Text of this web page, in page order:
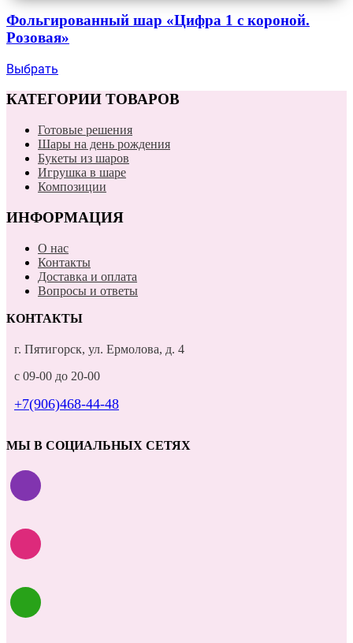
Фольгированный шар «Цифра 1 с короной.
Розовая»
Выбрать
КАТЕГОРИИ ТОВАРОВ
Готовые решения
Шары на день рождения
Букеты из шаров
Игрушка в шаре
Композиции
ИНФОРМАЦИЯ
О нас
Контакты
Доставка и оплата
Вопросы и ответы
КОНТАКТЫ
г. Пятигорск, ул. Ермолова, д. 4
с 09-00 до 20-00
+7(906)468-44-48
МЫ В СОЦИАЛЬНЫХ СЕТЯХ